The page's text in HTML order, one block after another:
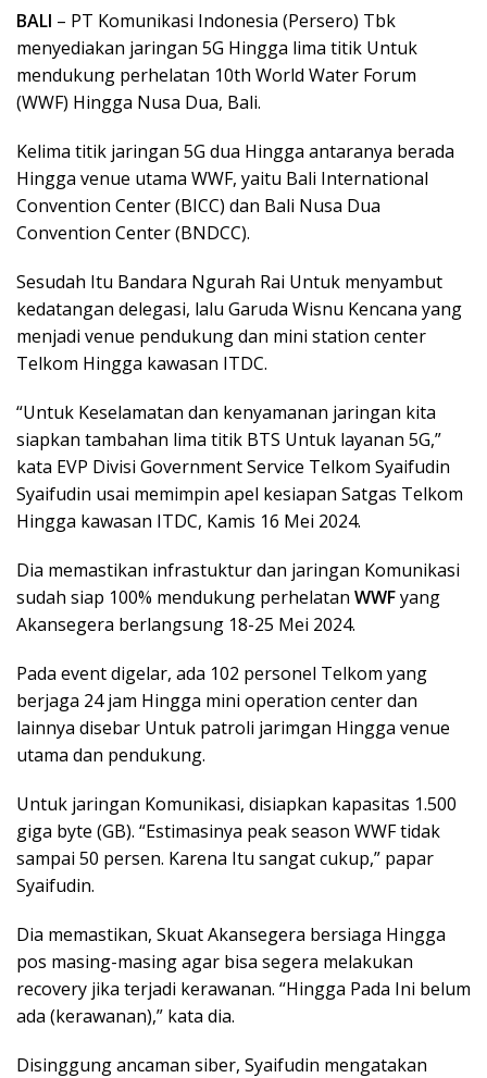
BALI – PT Komunikasi Indonesia (Persero) Tbk
menyediakan jaringan 5G Hingga lima titik Untuk
mendukung perhelatan 10th World Water Forum
(WWF) Hingga Nusa Dua, Bali.
Kelima titik jaringan 5G dua Hingga antaranya berada
Hingga venue utama WWF, yaitu Bali International
Convention Center (BICC) dan Bali Nusa Dua
Convention Center (BNDCC).
Sesudah Itu Bandara Ngurah Rai Untuk menyambut
kedatangan delegasi, lalu Garuda Wisnu Kencana yang
menjadi venue pendukung dan mini station center
Telkom Hingga kawasan ITDC.
“Untuk Keselamatan dan kenyamanan jaringan kita
siapkan tambahan lima titik BTS Untuk layanan 5G,”
kata EVP Divisi Government Service Telkom Syaifudin
Syaifudin usai memimpin apel kesiapan Satgas Telkom
Hingga kawasan ITDC, Kamis 16 Mei 2024.
Dia memastikan infrastuktur dan jaringan Komunikasi
sudah siap 100% mendukung perhelatan WWFyang
Akansegera berlangsung 18-25 Mei 2024.
Pada event digelar, ada 102 personel Telkom yang
berjaga 24 jam Hingga mini operation center dan
lainnya disebar Untuk patroli jarimgan Hingga venue
utama dan pendukung.
Untuk jaringan Komunikasi, disiapkan kapasitas 1.500
giga byte (GB). “Estimasinya peak season WWF tidak
sampai 50 persen. Karena Itu sangat cukup,” papar
Syaifudin.
Dia memastikan, Skuat Akansegera bersiaga Hingga
pos masing-masing agar bisa segera melakukan
recovery jika terjadi kerawanan. “Hingga Pada Ini belum
ada (kerawanan),” kata dia.
Disinggung ancaman siber, Syaifudin mengatakan